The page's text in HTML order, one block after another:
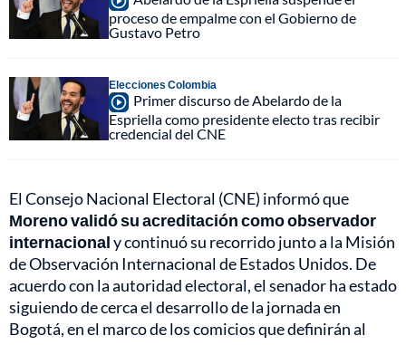
proceso de empalme con el Gobierno de
Gustavo Petro
Elecciones Colombia
Primer discurso de Abelardo de la
Espriella como presidente electo tras recibir
credencial del CNE
El Consejo Nacional Electoral (CNE) informó que
Moreno validó su acreditación como observador
internacionaly continuó su recorrido junto a la Misión
de Observación Internacional de Estados Unidos. De
acuerdo con la autoridad electoral, el senador ha estado
siguiendo de cerca el desarrollo de la jornada en
Bogotá, en el marco de los comicios que definirán al